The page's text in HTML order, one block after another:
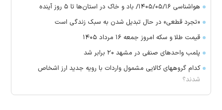
هواشناسی ۱۴۰۵/۰۵/۱۶/ باد و خاک در استان‌ها تا ۵ روز آینده
«تجرد قطعی» در حال تبدیل شدن به سبک زندگی است
قیمت طلا و سکه امروز جمعه ۱۶ مرداد ۱۴۰۵
پلمب واحدهای صنفی در مشهد ۲۰ برابر شد
کدام گروههای کالایی مشمول واردات با رویه جدید ارز اشخاص
شدند؟